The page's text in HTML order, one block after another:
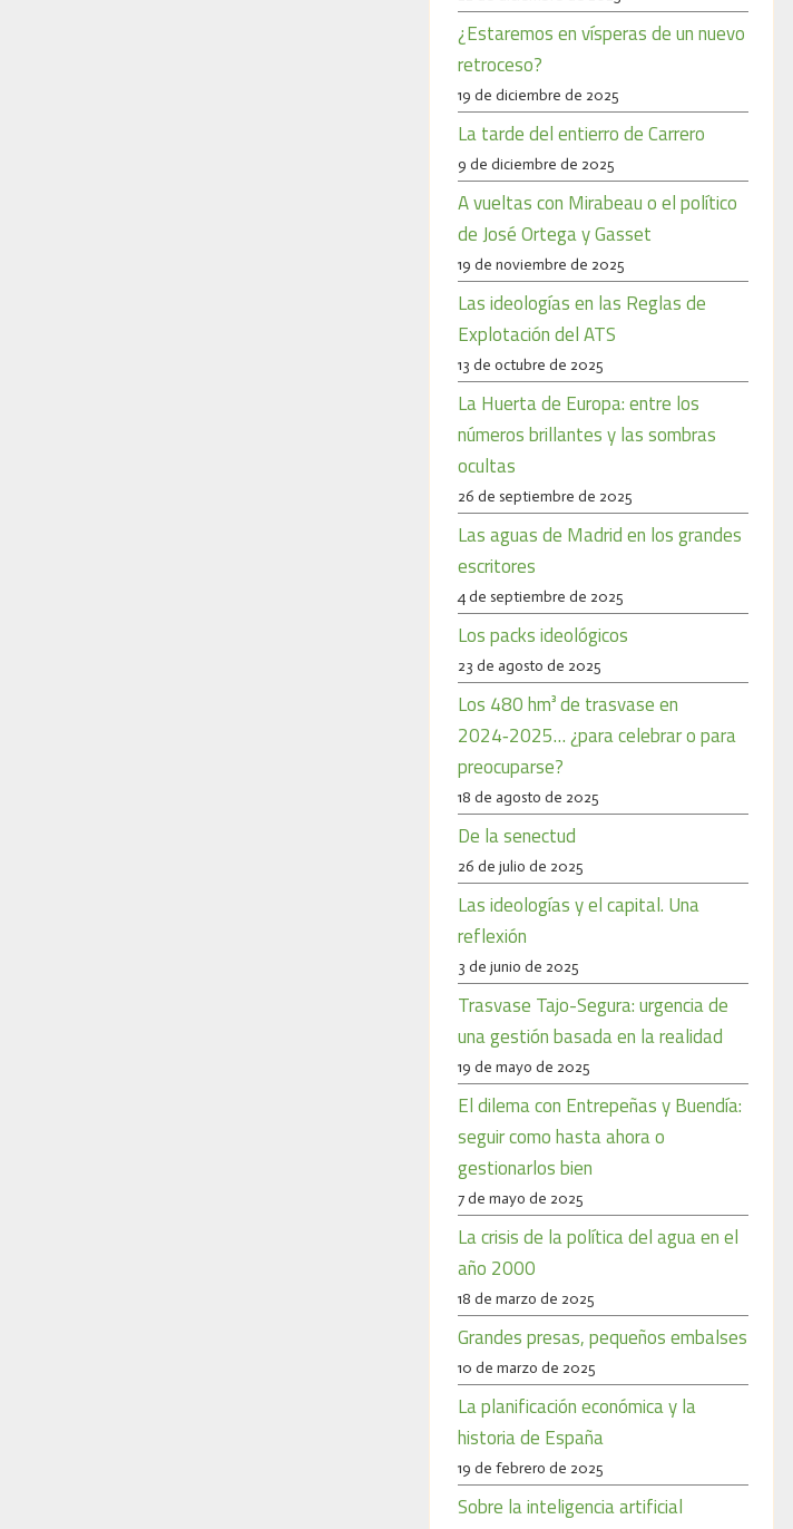
¿Estaremos en vísperas de un nuevo
retroceso?
19 de diciembre de 2025
La tarde del entierro de Carrero
9 de diciembre de 2025
A vueltas con Mirabeau o el político
de José Ortega y Gasset
19 de noviembre de 2025
Las ideologías en las Reglas de
Explotación del ATS
13 de octubre de 2025
La Huerta de Europa: entre los
números brillantes y las sombras
ocultas
26 de septiembre de 2025
Las aguas de Madrid en los grandes
escritores
4 de septiembre de 2025
Los packs ideológicos
23 de agosto de 2025
Los 480 hm³ de trasvase en
2024‑2025… ¿para celebrar o para
preocuparse?
18 de agosto de 2025
De la senectud
26 de julio de 2025
Las ideologías y el capital. Una
reflexión
3 de junio de 2025
Trasvase Tajo-Segura: urgencia de
una gestión basada en la realidad
19 de mayo de 2025
El dilema con Entrepeñas y Buendía:
seguir como hasta ahora o
gestionarlos bien
7 de mayo de 2025
La crisis de la política del agua en el
año 2000
18 de marzo de 2025
Grandes presas, pequeños embalses
10 de marzo de 2025
La planificación económica y la
historia de España
19 de febrero de 2025
Sobre la inteligencia artificial